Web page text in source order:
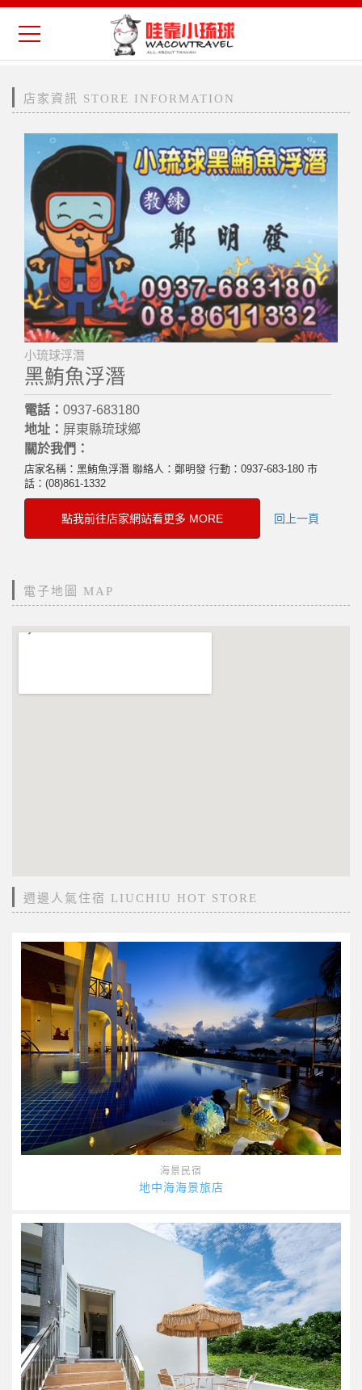
店家資訊 STORE INFORMATION
小琉球浮潛
黑鮪魚浮潛
電話： 0937-683180
地址： 屏東縣琉球鄉
關於我們：
店家名稱：黑鮪魚浮潛 聯絡人：鄭明發 行動：0937-683-180 市
話：(08)861-1332
點我前往店家網站看更多 MORE 回上一頁
電子地圖 MAP
週邊人氣住宿 LIUCHIU HOT STORE
海景民宿
地中海海景旅店